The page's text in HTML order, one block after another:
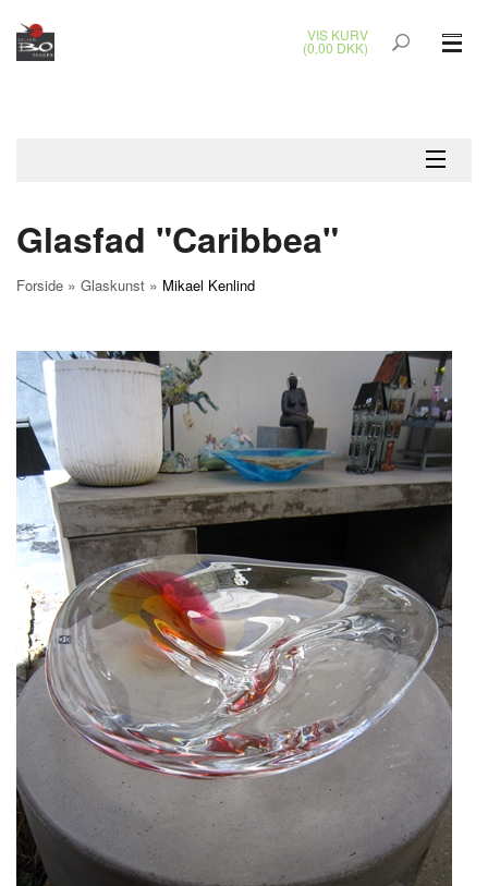
VIS KURV
(0,00 DKK)
JUL
UDENDØRS KUNST
GAVEKORT
KUNSTNERE
KUNSTTRYK OG KORT
FIGURER
★ ★ ★ ★ ★
FORSIDE GAVEKORT
ERHVERVSINDRETNING OM
KONTAKT
Glasfad "Caribbea"
Forside » Glaskunst » Mikael Kenlind